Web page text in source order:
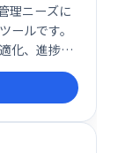
理ニーズに
ルです。
化、進捗状
の効率的な